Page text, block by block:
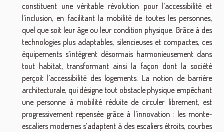
constituent une véritable révolution pour l’accessibilité et
l’inclusion, en facilitant la mobilité de toutes les personnes,
quel que soit leur âge ou leur condition physique. Grâce à des
technologies plus adaptables, silencieuses et compactes, ces
équipements s’intègrent désormais harmonieusement dans
tout habitat, transformant ainsi la façon dont la société
perçoit l’accessibilité des logements. La notion de barrière
architecturale, qui désigne tout obstacle physique empêchant
une personne à mobilité réduite de circuler librement, est
progressivement repensée grâce à l’innovation : les monte-
escaliers modernes s’adaptent à des escaliers étroits, courbes